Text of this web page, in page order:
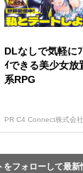
DLなしで気軽に
ｲできる美少女放
系RPG
PR C4 Connect株式会社
をフォローして最新